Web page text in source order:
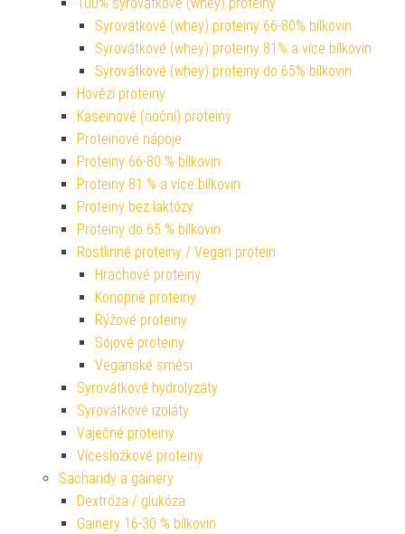
100% syrovátkové (whey) proteiny
Syrovátkové (whey) proteiny 66-80% bílkovin
Syrovátkové (whey) proteiny 81% a více bílkovin
Syrovátkové (whey) proteiny do 65% bílkovin
Hovězí proteiny
Kaseinové (noční) proteiny
Proteinové nápoje
Proteiny 66-80 % bílkovin
Proteiny 81 % a více bílkovin
Proteiny bez laktózy
Proteiny do 65 % bílkovin
Rostlinné proteiny / Vegan protein
Hrachové proteiny
Konopné proteiny
Rýžové proteiny
Sójové proteiny
Veganské směsi
Syrovátkové hydrolyzáty
Syrovátkové izoláty
Vaječné proteiny
Vícesložkové proteiny
Sacharidy a gainery
Dextróza / glukóza
Gainery 16-30 % bílkovin